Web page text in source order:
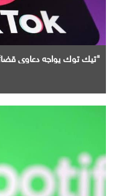
"تيك توك يواجه دعاوى